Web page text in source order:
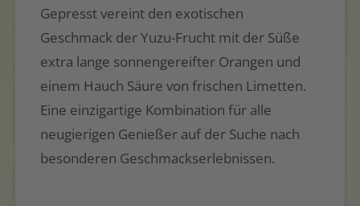
Gepresst vereint den exotischen
Geschmack der Yuzu-Frucht mit der Süße
extra lange sonnengereifter Orangen und
einem Hauch Säure von frischen Limetten.
Eine einzigartige Kombination für alle
neugierigen Genießer auf der Suche nach
besonderen Geschmackserlebnissen.